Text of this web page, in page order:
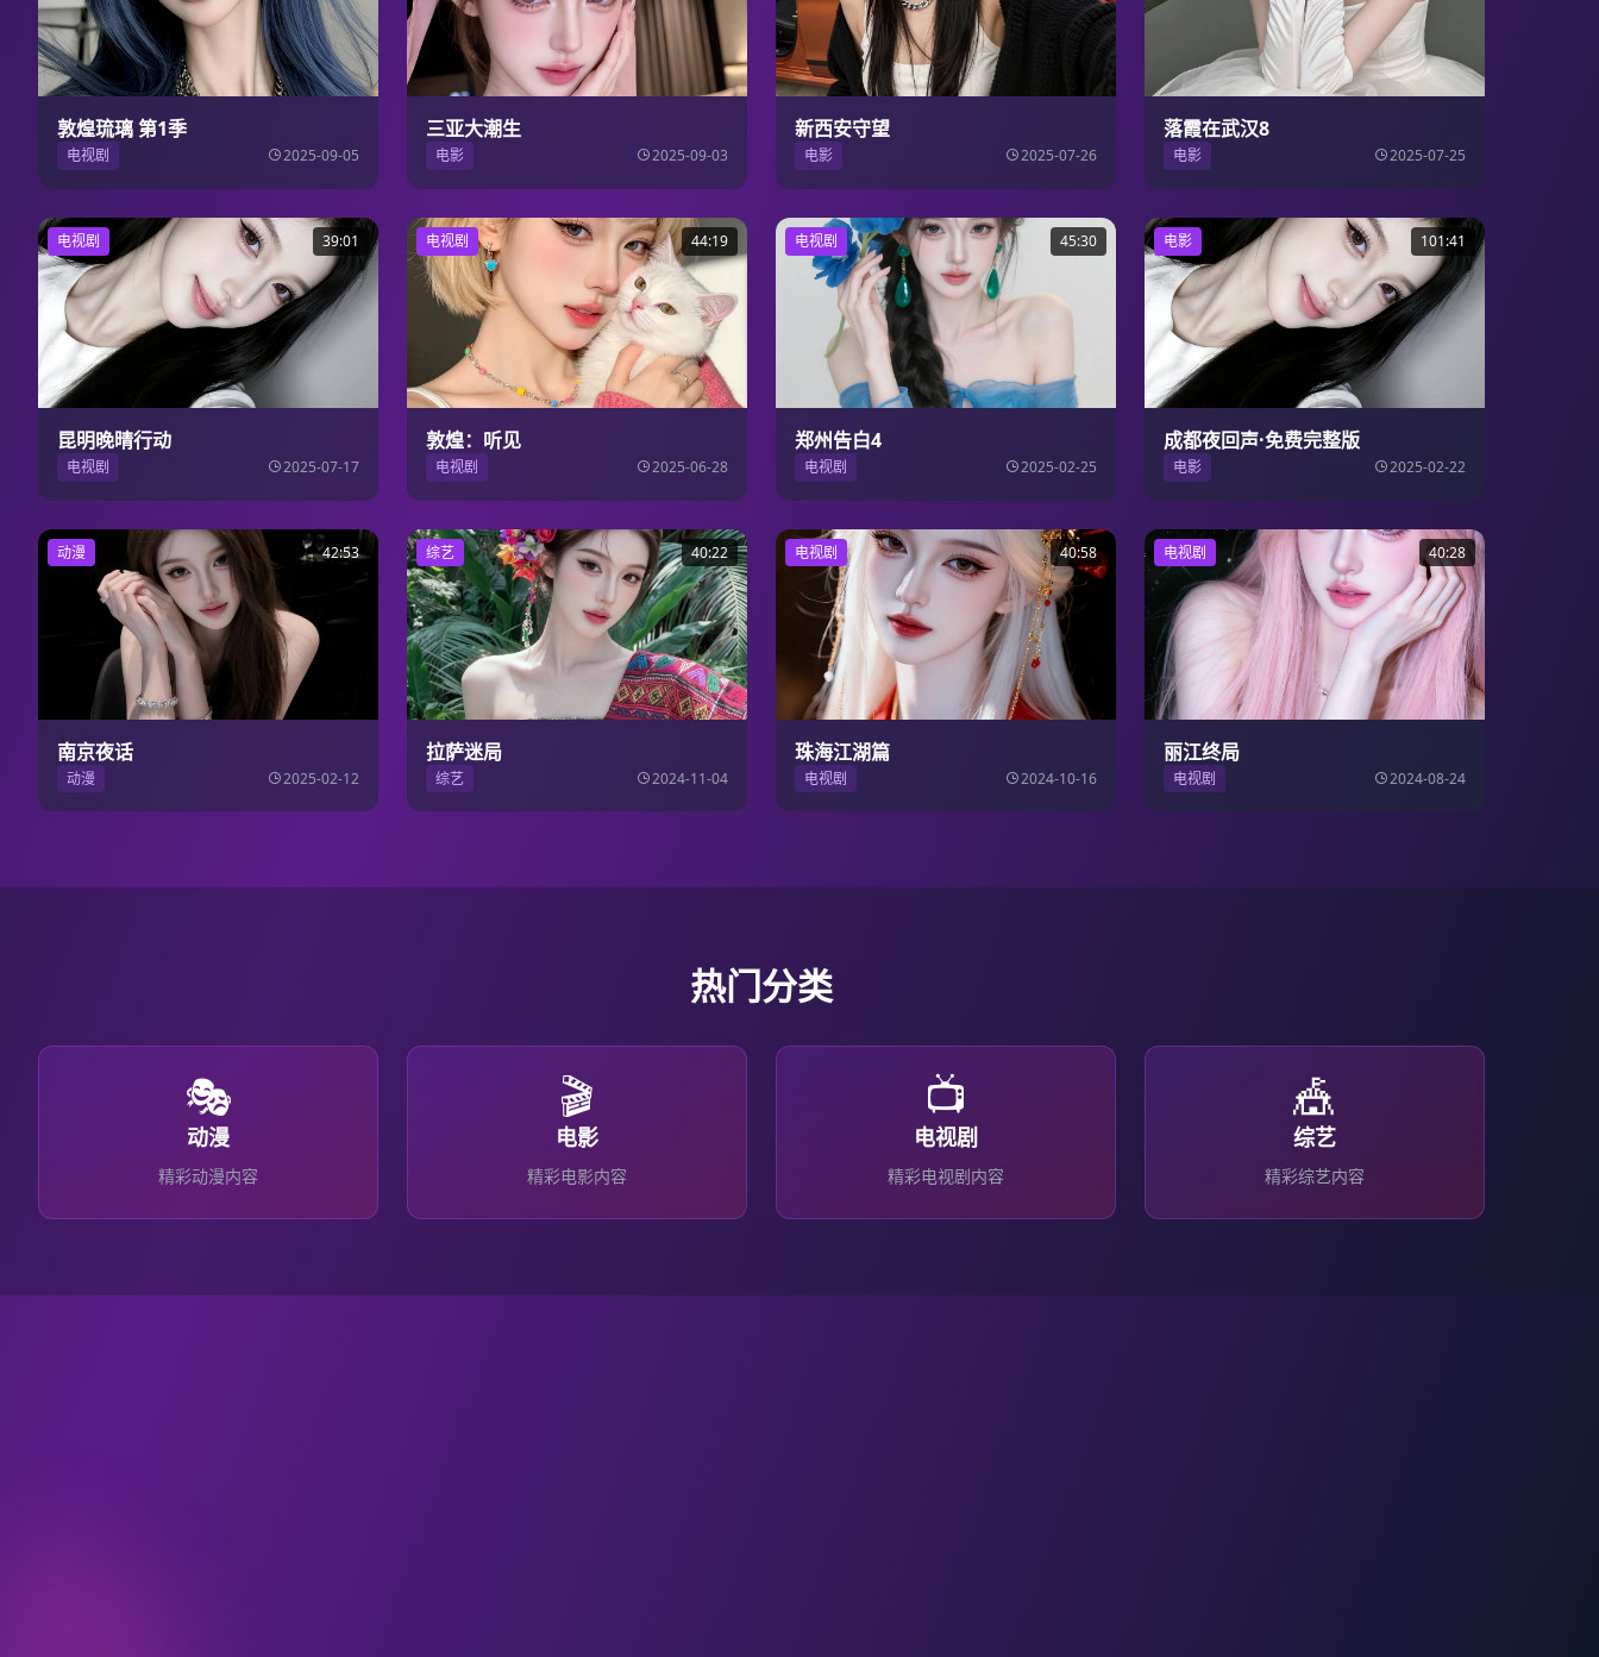
敦煌琉璃 第1季
电视剧 2025-09-05
三亚大潮生
电影 2025-09-03
新西安守望
电影 2025-07-26
落霞在武汉8
电影 2025-07-25
电视剧 39:01
昆明晚晴行动
电视剧 2025-07-17
电视剧 44:19
敦煌：听见
电视剧 2025-06-28
电视剧 45:30
郑州告白4
电视剧 2025-02-25
电影 101:41
成都夜回声·免费完整版
电影 2025-02-22
动漫 42:53
南京夜话
动漫 2025-02-12
综艺 40:22
拉萨迷局
综艺 2024-11-04
电视剧 40:58
珠海江湖篇
电视剧 2024-10-16
电视剧 40:28
丽江终局
电视剧 2024-08-24
热门分类
🎭
动漫
精彩动漫内容
🎬
电影
精彩电影内容
📺
电视剧
精彩电视剧内容
🎪
综艺
精彩综艺内容